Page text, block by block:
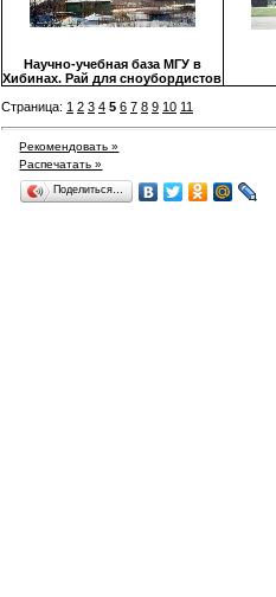
Научно-учебная база МГУ в
Хибинах. Рай для сноубордистов
Страница: 1 2 3 4 5 6 7 8 9 10 11
Рекомендовать »
Распечатать »
Поделиться…